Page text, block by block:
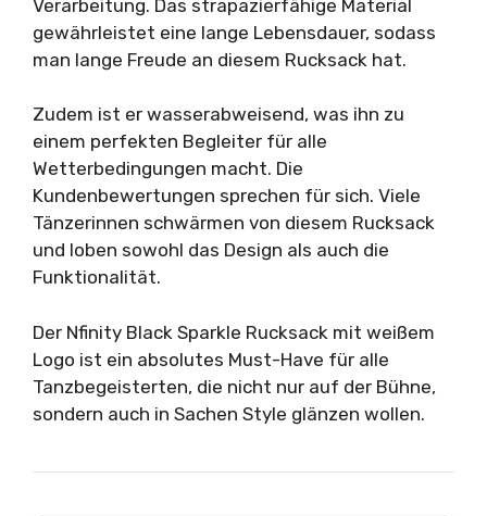
Verarbeitung. Das strapazierfähige Material
gewährleistet eine lange Lebensdauer, sodass
man lange Freude an diesem Rucksack hat.
Zudem ist er wasserabweisend, was ihn zu
einem perfekten Begleiter für alle
Wetterbedingungen macht. Die
Kundenbewertungen sprechen für sich. Viele
Tänzerinnen schwärmen von diesem Rucksack
und loben sowohl das Design als auch die
Funktionalität.
Der Nfinity Black Sparkle Rucksack mit weißem
Logo ist ein absolutes Must-Have für alle
Tanzbegeisterten, die nicht nur auf der Bühne,
sondern auch in Sachen Style glänzen wollen.